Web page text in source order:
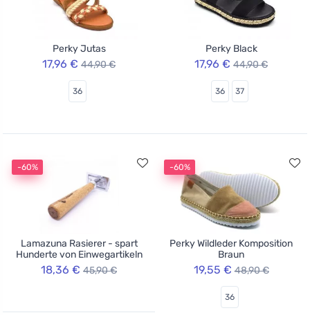
Perky Jutas
17,96 € 44,90 €
36
Perky Black
17,96 € 44,90 €
36 37
-60%
Lamazuna Rasierer - spart
Hunderte von Einwegartikeln
18,36 € 45,90 €
-60%
Perky Wildleder Komposition
Braun
19,55 € 48,90 €
36